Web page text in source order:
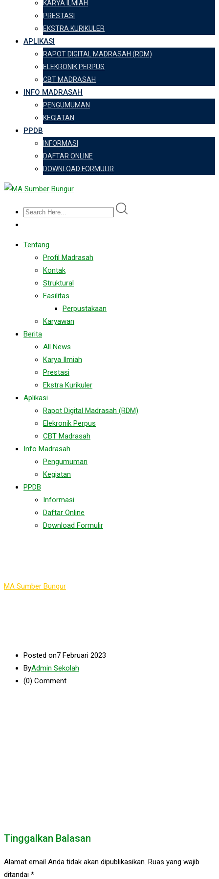
KARYA ILMIAH
PRESTASI
EKSTRA KURIKULER
APLIKASI
RAPOT DIGITAL MADRASAH (RDM)
ELEKRONIK PERPUS
CBT MADRASAH
INFO MADRASAH
PENGUMUMAN
KEGIATAN
PPDB
INFORMASI
DAFTAR ONLINE
DOWNLOAD FORMULIR
Tentang
Profil Madrasah
Kontak
Struktural
Fasilitas
Perpustakaan
Karyawan
Berita
All News
Karya Ilmiah
Prestasi
Ekstra Kurikuler
Aplikasi
Rapot Digital Madrasah (RDM)
Elekronik Perpus
CBT Madrasah
Info Madrasah
Pengumuman
Kegiatan
PPDB
Informasi
Daftar Online
Download Formulir
MA Sumber Bungur
Posted on7 Februari 2023
ByAdmin Sekolah
(0) Comment
Tinggalkan Balasan
Alamat email Anda tidak akan dipublikasikan. Ruas yang wajib
ditandai *